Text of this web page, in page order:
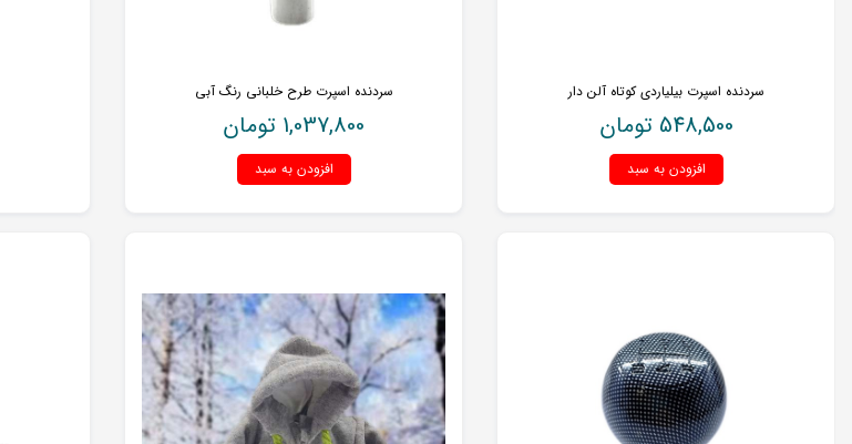
سردنده اسپرت بیلیاردی کوتاه آلن دار
548,500 تومان
افزودن به سبد
سردنده اسپرت طرح خلبانی رنگ آبی
1,037,800 تومان
افزودن به سبد